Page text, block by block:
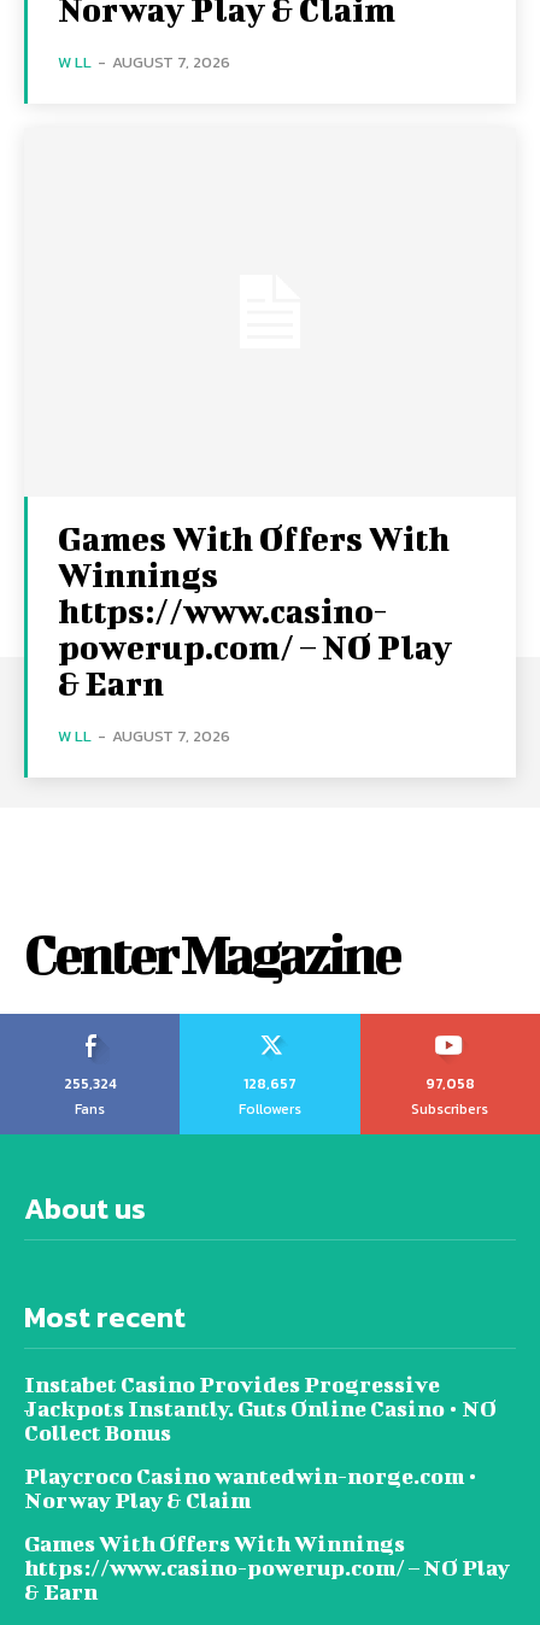
Norway Play & Claim
W LL - AUGUST 7, 2026
Games With Offers With
Winnings
https://www.casino-
powerup.com/ – NO Play
& Earn
W LL - AUGUST 7, 2026
Center Magazine
255,324
Fans
128,657
Followers
97,058
Subscribers
About us
Most recent
Instabet Casino Provides Progressive
Jackpots Instantly. Guts Online Casino • NO
Collect Bonus
Playcroco Casino wantedwin-norge.com •
Norway Play & Claim
Games With Offers With Winnings
https://www.casino-powerup.com/ – NO Play
& Earn